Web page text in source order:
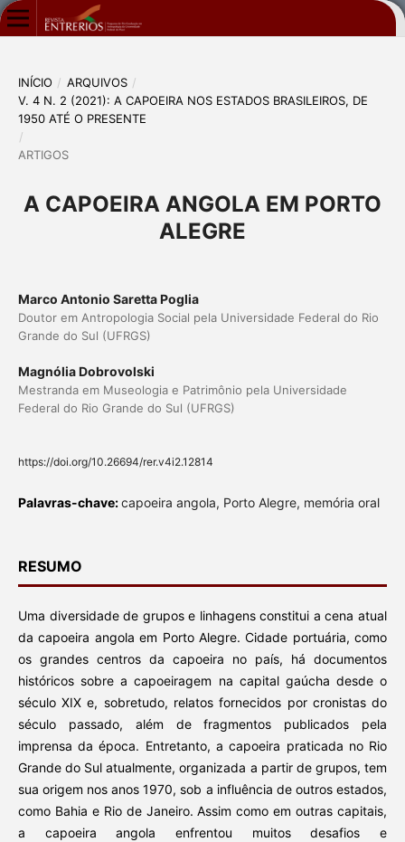
INÍCIO / ARQUIVOS /
V. 4 N. 2 (2021): A CAPOEIRA NOS ESTADOS BRASILEIROS, DE
1950 ATÉ O PRESENTE
/
ARTIGOS
A CAPOEIRA ANGOLA EM PORTO
ALEGRE
Marco Antonio Saretta Poglia
Doutor em Antropologia Social pela Universidade Federal do Rio
Grande do Sul (UFRGS)
Magnólia Dobrovolski
Mestranda em Museologia e Patrimônio pela Universidade
Federal do Rio Grande do Sul (UFRGS)
https://doi.org/10.26694/rer.v4i2.12814
Palavras-chave:capoeira angola, Porto Alegre, memória oral
RESUMO
Uma diversidade de grupos e linhagens constitui a cena atual
da capoeira angola em Porto Alegre. Cidade portuária, como
os grandes centros da capoeira no país, há documentos
históricos sobre a capoeiragem na capital gaúcha desde o
século XIX e, sobretudo, relatos fornecidos por cronistas do
século passado, além de fragmentos publicados pela
imprensa da época. Entretanto, a capoeira praticada no Rio
Grande do Sul atualmente, organizada a partir de grupos, tem
sua origem nos anos 1970, sob a influência de outros estados,
como Bahia e Rio de Janeiro. Assim como em outras capitais,
a capoeira angola enfrentou muitos desafios e